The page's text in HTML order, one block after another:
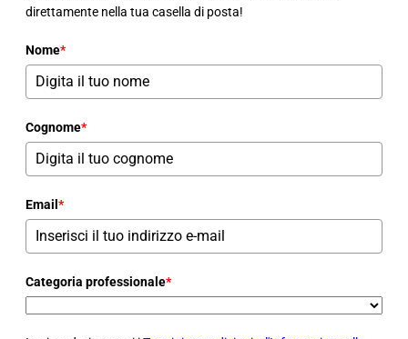
direttamente nella tua casella di posta!
Nome*
Cognome*
Email *
Categoria professionale*